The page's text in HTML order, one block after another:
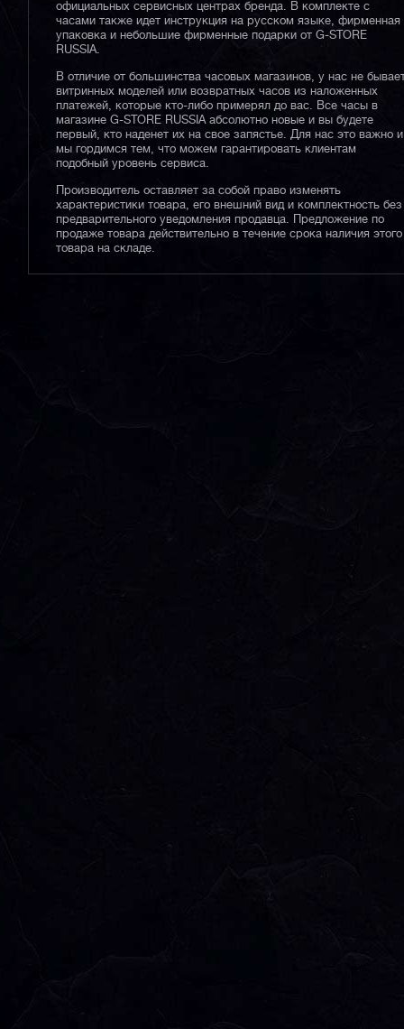
официальных сервисных центрах бренда. В комплекте с
часами также идет инструкция на русском языке, фирменная
упаковка и небольшие фирменные подарки от G-STORE
RUSSIA.
В отличие от большинства часовых магазинов, у нас не
витринных моделей или возвратных часов из наложенных
платежей, которые кто-либо примерял до вас. Все часы в
магазине G-STORE RUSSIA абсолютно новые и вы будете
первый, кто наденет их на свое запястье. Для нас это важно и
мы гордимся тем, что можем гарантировать клиентам
подобный уровень сервиса.
Производитель оставляет за собой право изменять
характеристики товара, его внешний вид и комплектность без
предварительного уведомления продавца. Предложение по
продаже товара действительно в течение срока наличия этого
товара на складе.